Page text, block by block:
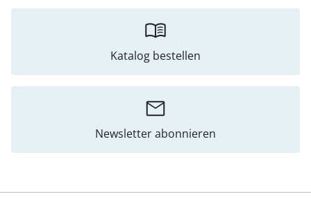
Katalog bestellen
Newsletter abonnieren